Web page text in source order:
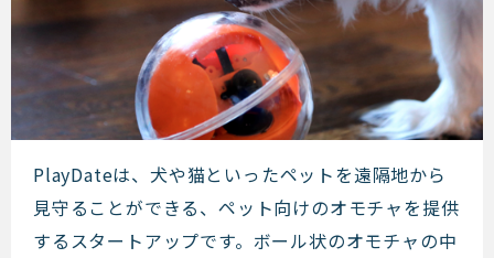
PlayDate
PlayDateは、犬や猫といったペットを遠隔地から
見守ることができる、ペット向けのオモチャを提供
するスタートアップです。ボール状のオモチャの中